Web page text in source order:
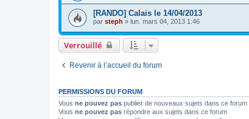
[RANDO] Calais le 14/04/2013
par steph » lun. mars 04, 2013 1:46
Verrouillé
Revenir à l’accueil du forum
PERMISSIONS DU FORUM
Vous ne pouvez pas publier de nouveaux sujets dans ce forum
Vous ne pouvez pas répondre aux sujets dans ce forum